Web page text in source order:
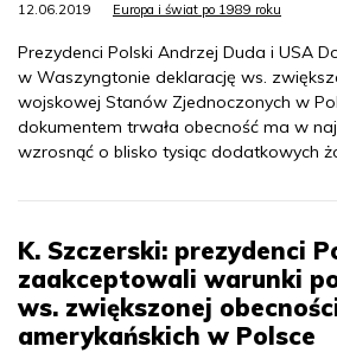
12.06.2019 Europa i świat po 1989 roku
Prezydenci Polski Andrzej Duda i USA
w Waszyngtonie deklarację ws.
wojskowej Stanów Zjednoczonych w
dokumentem trwała obecność ma w
wzrosnąć o blisko tysiąc dodatkowych
K. Szczerski: prezydenci
zaakceptowali warunki
ws. zwiększonej
amerykańskich w Polsce